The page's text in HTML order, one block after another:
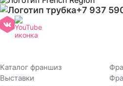
+7 937
Каталог франшиз
Выставки